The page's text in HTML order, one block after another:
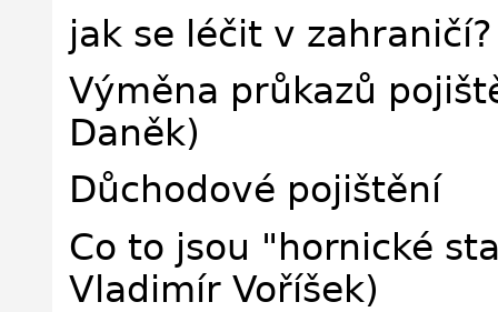
jak se léčit v zahraničí?
Výměna průkazů
Daněk)
Důchodové pojištění
Co to jsou "hornické
Vladimír Voříšek)